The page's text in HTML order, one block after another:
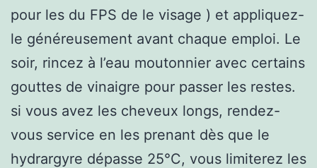
pour les du FPS de le visage ) et appliquez-
le généreusement avant chaque emploi. Le
soir, rincez à l’eau moutonnier avec certains
gouttes de vinaigre pour passer les restes.
si vous avez les cheveux longs, rendez-
vous service en les prenant dès que le
hydrargyre dépasse 25°C, vous limiterez les